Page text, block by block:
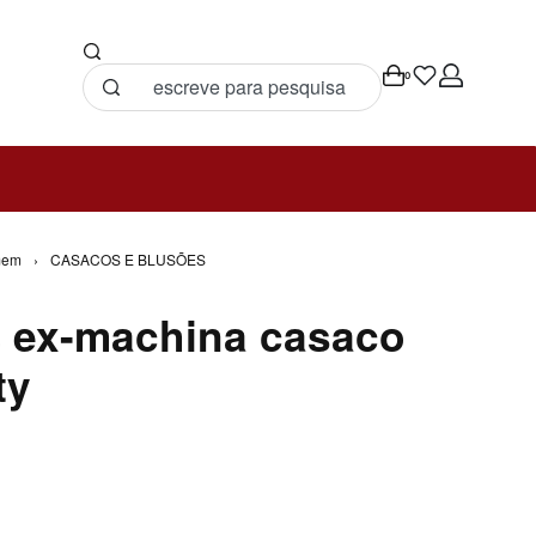
0
› CASACOS E BLUSÕES
machina casaco